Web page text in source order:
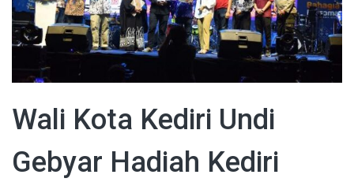
Wali Kota Kediri Undi
Gebyar Hadiah Kediri